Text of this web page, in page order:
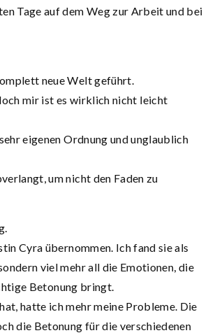
Tage auf dem Weg zur Arbeit und bei
neue Welt geführt.
mir ist es wirklich nicht leicht
eigenen Ordnung und unglaublich
um nicht den Faden zu
Cyra übernommen. Ich fand sie als
viel mehr all die Emotionen, die
Betonung bringt.
hatte ich mehr meine Probleme. Die
die Betonung für die verschiedenen